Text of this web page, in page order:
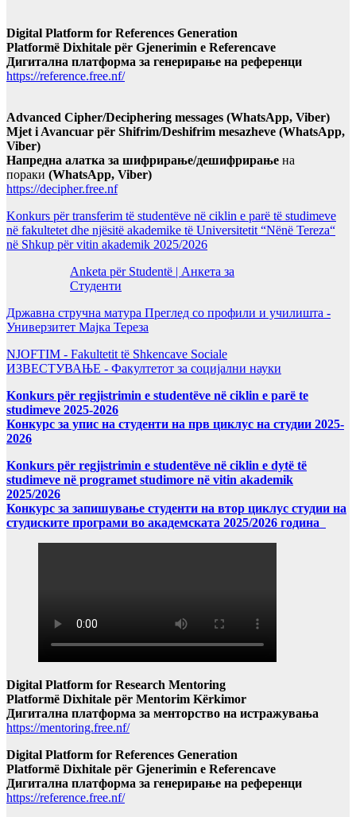
Digital Platform for References Generation
Platformë Dixhitale për Gjenerimin e Referencave
Дигитална платформа за генерирање на референци
https://reference.free.nf/
Advanced Cipher/Deciphering messages (WhatsApp, Viber)
Mjet i Avancuar për Shifrim/Deshifrim mesazheve (WhatsApp,
Viber)
Напредна алатка за шифрирање/дешифрирање на
пораки (WhatsApp, Viber)
https://decipher.free.nf
Konkurs për transferim të studentëve në ciklin e parë të studimeve
në fakultetet dhe njësitë akademike të Universitetit “Nënë Tereza“
në Shkup për vitin akademik 2025/2026
Anketa për Studentë | Анкета за
Студенти
Државна стручна матура Преглед со профили и училишта -
Универзитет Мајка Тереза
NJOFTIM - Fakultetit të Shkencave Sociale
ИЗВЕСТУВАЊЕ - Факултетот за социјални науки
Konkurs për regjistrimin e studentëve në ciklin e parë te
studimeve 2025-2026
Конкурс за упис на студенти на прв циклус на студии 2025-
2026
Konkurs për regjistrimin e studentëve në ciklin e dytë të
studimeve në programet studimore në vitin akademik
2025/2026
Конкурс за запишување студенти на втор циклус студии на
студиските програми во академската 2025/2026 година
Digital Platform for Research Mentoring
Platformë Dixhitale për Mentorim Kërkimor
Дигитална платформа за менторство на истражувања
https://mentoring.free.nf/
Digital Platform for References Generation
Platformë Dixhitale për Gjenerimin e Referencave
Дигитална платформа за генерирање на референци
https://reference.free.nf/